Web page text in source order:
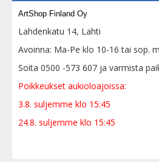
ArtShop Finland Oy
Lahdenkatu 14, Lahti
Avoinna: Ma-Pe klo 10-16 tai sop.
Soita 0500 -573 607 ja varmista
Poikkeukset aukioloajoissa:
3.8. suljemme klo 15:45
24.8. suljemme klo 15:45